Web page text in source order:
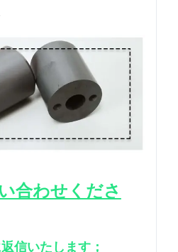
合わせくださ
信いたします；